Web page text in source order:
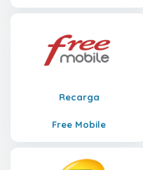
Recarga
Free Mobile